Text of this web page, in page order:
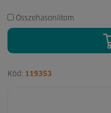
Összehasonlítom
Kód: 119353